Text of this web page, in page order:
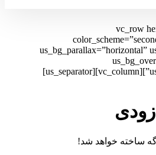
[vc_row
us_bg_parallax=”horizontal”
us_bg_image_source=”media”][vc_column][us_separator]
ساخته خواهد شد!